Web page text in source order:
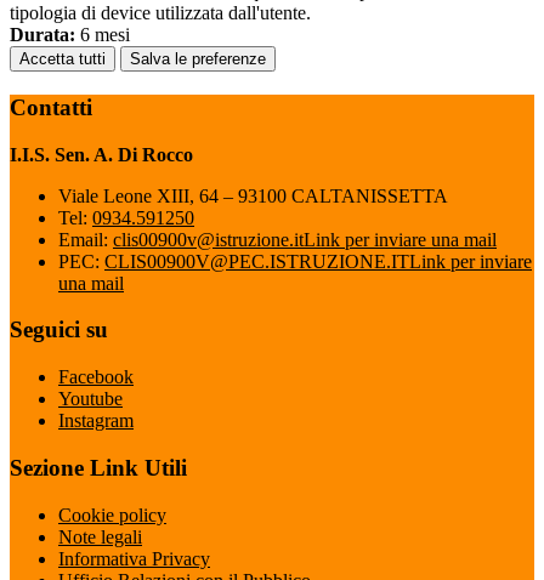
tipologia di device utilizzata dall'utente.
Durata: 6 mesi
Accetta tutti Salva le preferenze
Contatti
I.I.S. Sen. A. Di Rocco
Viale Leone XIII, 64 – 93100 CALTANISSETTA
Tel: 0934.591250
Email: clis00900v@istruzione.itLink per inviare una mail
PEC: CLIS00900V@PEC.ISTRUZIONE.ITLink per inviare
una mail
Seguici su
Facebook
Youtube
Instagram
Sezione Link Utili
Cookie policy
Note legali
Informativa Privacy